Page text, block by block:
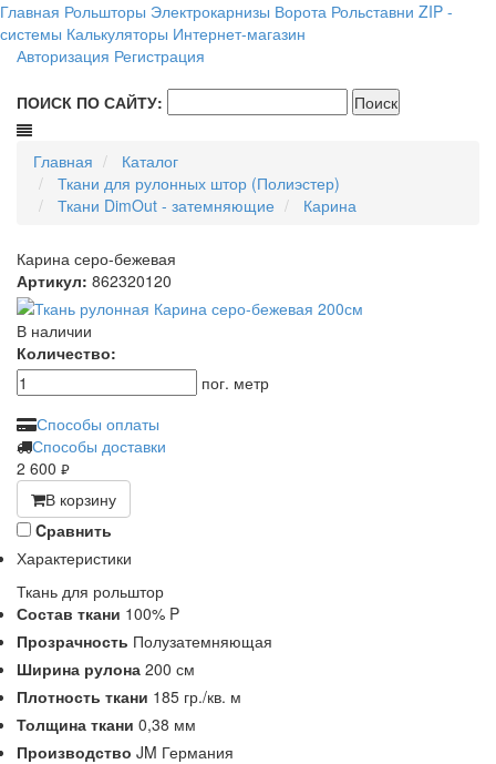
Главная Рольшторы Электрокарнизы Ворота Рольставни ZIP -
системы Калькуляторы Интернет-магазин
Авторизация Регистрация
ПОИСК ПО САЙТУ:
Главная
Каталог
Ткани для рулонных штор (Полиэстер)
Ткани DimOut - затемняющие
Карина
Карина серо-бежевая
Артикул: 862320120
В наличии
Количество:
пог. метр
Способы оплаты
Способы доставки
2 600 руб.
В корзину
Cравнить
Характеристики
Ткань для рольштор
Состав ткани 100% P
Прозрачность Полузатемняющая
Ширина рулона 200 см
Плотность ткани 185 гр./кв. м
Толщина ткани 0,38 мм
Производство JM Германия